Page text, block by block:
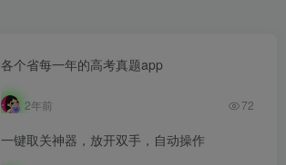
各个省每一年的高考真题app
2年前 72
一键取关神器，放开双手，自动操作